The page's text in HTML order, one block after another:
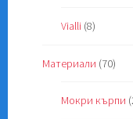
Vialli (8)
Материали (70)
Мокри кърпи